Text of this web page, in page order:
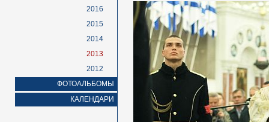
2016
2015
2014
2013
2012
ФОТОАЛЬБОМЫ
КАЛЕНДАРИ